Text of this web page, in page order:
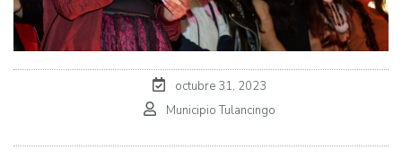
octubre 31, 2023
Municipio Tulancingo